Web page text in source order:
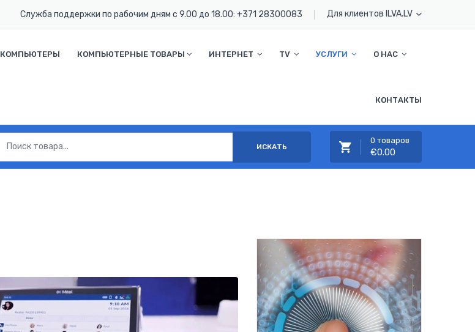
Служба поддержки по рабочим дням с 9.00 до 18.00: +371 28300083 Для клиентов ILVA.LV
КОМПЬЮТЕРЫ КОМПЬЮТЕРНЫЕ ТОВАРЫ ИНТЕРНЕТ TV УСЛУГИ О НАС
КОНТАКТЫ
ИСКАТЬ
0 товаров
€0.00